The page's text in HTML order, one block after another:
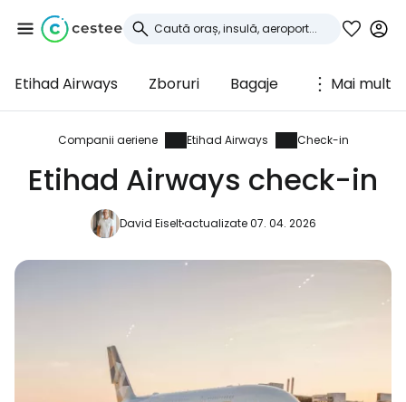
Etihad Airways Zboruri Bagaje Mai mult
Companii aeriene Etihad Airways Check-in
Etihad Airways check-in
David Eiseltactualizate 07. 04. 2026
Conectați-vă la
Cestee
... comunitatea mondială a călătorilor
Continuați cu e-mailul